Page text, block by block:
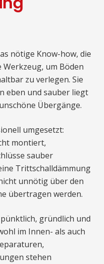
nötige Know-how, die
um Böden
zu verlegen. Sie
eben und sauber liegt
Übergänge.
umgesetzt:
montiert,
sauber
Trittschalldämmung
unnötig über den
übertragen werden.
gründlich und
im Innen- als auch
stehen